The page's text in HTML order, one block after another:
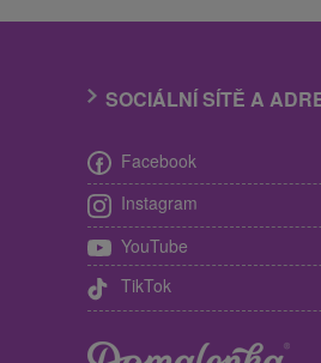
SOCIÁLNÍ SÍTĚ A
Facebook
Instagram
YouTube
TikTok